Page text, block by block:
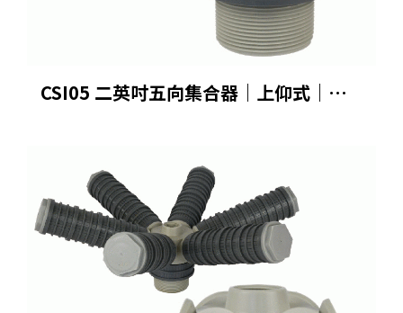
CSI05 二英吋五向集合器｜上仰式｜下螺牙